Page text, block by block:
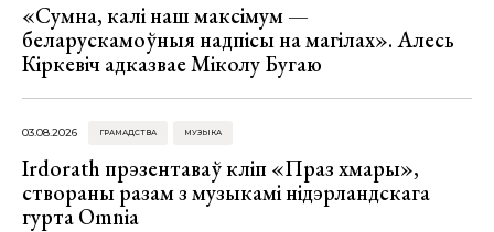
«Сумна, калі наш максімум —
беларускамоўныя надпісы на магілах». Алесь
Кіркевіч адказвае Міколу Бугаю
03.08.2026 ГРАМАДСТВА МУЗЫКА
Irdorath прэзентаваў кліп «Праз хмары»,
створаны разам з музыкамі нідэрландскага
гурта Omnia